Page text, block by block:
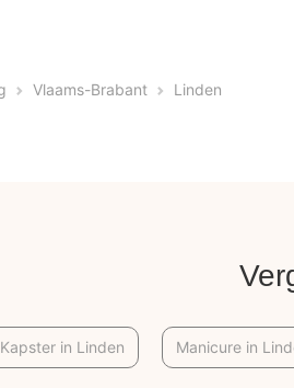
Vlaams-Brabant Linden
Kapster in Linden Manicure in